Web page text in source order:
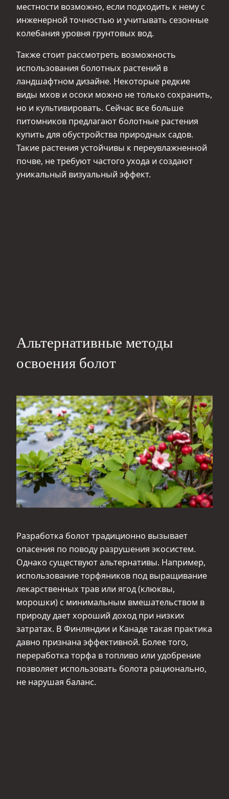
местности возможно, если подходить к нему с
инженерной точностью и учитывать сезонные
колебания уровня грунтовых вод.
Также стоит рассмотреть возможность
использования болотных растений в
ландшафтном дизайне. Некоторые редкие
виды мхов и осоки можно не только сохранить,
но и культивировать. Сейчас все больше
питомников предлагают болотные растения
купить для обустройства природных садов.
Такие растения устойчивы к переувлажненной
почве, не требуют частого ухода и создают
уникальный визуальный эффект.
Альтернативные методы
освоения болот
Разработка болот традиционно вызывает
опасения по поводу разрушения экосистем.
Однако существуют альтернативы. Например,
использование торфяников под выращивание
лекарственных трав или ягод (клюквы,
морошки) с минимальным вмешательством в
природу дает хороший доход при низких
затратах. В Финляндии и Канаде такая практика
давно признана эффективной. Более того,
переработка торфа в топливо или удобрение
позволяет использовать болота рационально,
не нарушая баланс.